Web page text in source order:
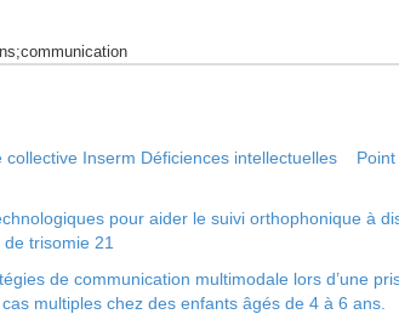
collective Inserm Déficiences intellectuelles
pour aider le suivi orthophonique à
trisomie 21
de communication multimodale lors d’une
multiples chez des enfants âgés de 4 à 6 ans.